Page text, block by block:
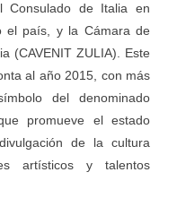
Consulado de Italia en
el país, y la Cámara de
(CAVENIT ZULIA). Este
al año 2015, con más
del denominado
promueve el estado
de la cultura
artísticos y talentos